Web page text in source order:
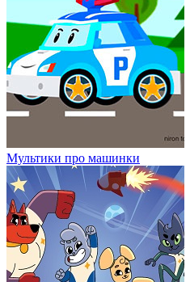
Мультики про машинки